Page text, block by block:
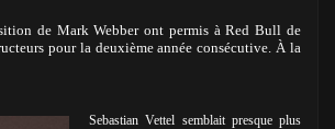
de Mark Webber ont permis à Red Bull de
pour la deuxième année consécutive. À la
Sebastian Vettel semblait presque plus